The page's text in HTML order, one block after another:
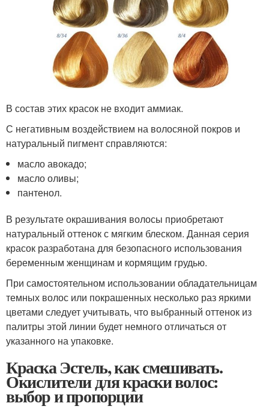
В состав этих красок не входит аммиак.
С негативным воздействием на волосяной покров и
натуральный пигмент справляются:
масло авокадо;
масло оливы;
пантенол.
В результате окрашивания волосы приобретают
натуральный оттенок с мягким блеском. Данная серия
красок разработана для безопасного использования
беременным женщинам и кормящим грудью.
При самостоятельном использовании обладательницам
темных волос или покрашенных несколько раз яркими
цветами следует учитывать, что выбранный оттенок из
палитры этой линии будет немного отличаться от
указанного на упаковке.
Краска Эстель, как смешивать.
Окислители для краски волос:
выбор и пропорции